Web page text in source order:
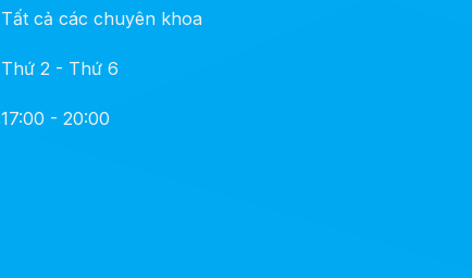
Tất cả các chuyên khoa
Thứ 2 - Thứ 6
17:00 - 20:00